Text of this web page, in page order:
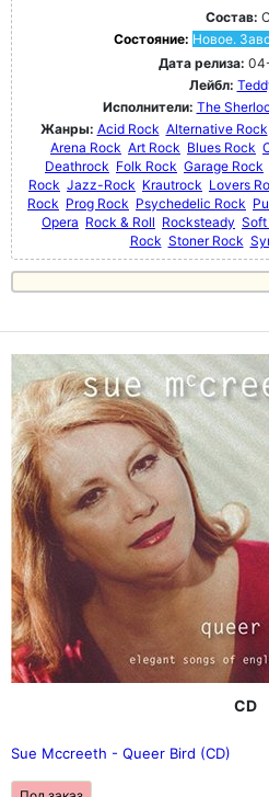
Состав:
Состояние: Новое.
Дата релиза:
Лейбл:
Исполнители: The
Жанры: Acid Rock Alternative Rock
Arena Rock Art Rock Blues Rock
Deathrock Folk Rock Garage Rock
Rock Jazz-Rock Krautrock Lovers
Rock Prog Rock Psychedelic Rock
Opera Rock & Roll Rocksteady Soft
Rock Stoner Rock
CD
Sue Mccreeth - Queer Bird (CD)